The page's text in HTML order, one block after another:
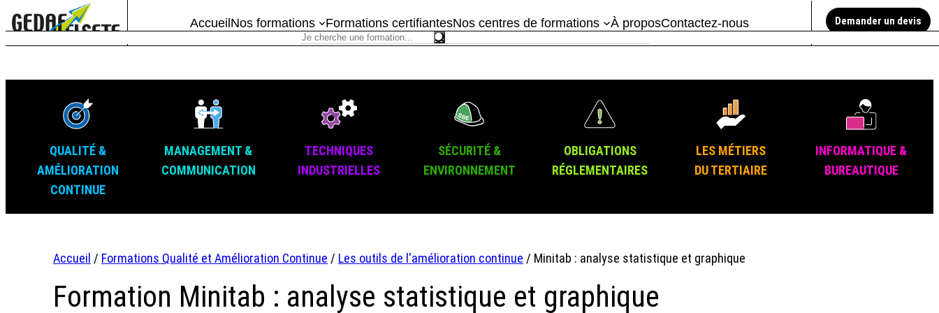
AccueilNos formations Formations certifiantesNos centres de formations À proposContactez-nous Demander un devis
QUALITÉ &
AMÉLIORATION
CONTINUE
MANAGEMENT &
COMMUNICATION
TECHNIQUES
INDUSTRIELLES
SÉCURITÉ &
ENVIRONNEMENT
OBLIGATIONS
RÉGLEMENTAIRES
LES MÉTIERS
DU TERTIAIRE
INFORMATIQUE &
BUREAUTIQUE
Accueil / Formations Qualité et Amélioration Continue / Les outils de l'amélioration continue / Minitab : analyse statistique et graphique
Formation Minitab : analyse statistique et graphique